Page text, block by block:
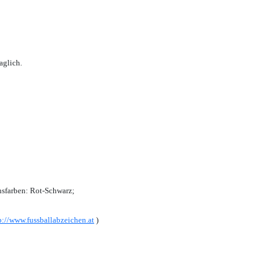
Rot-Schwarz;
www.fussballabzeichen.at )